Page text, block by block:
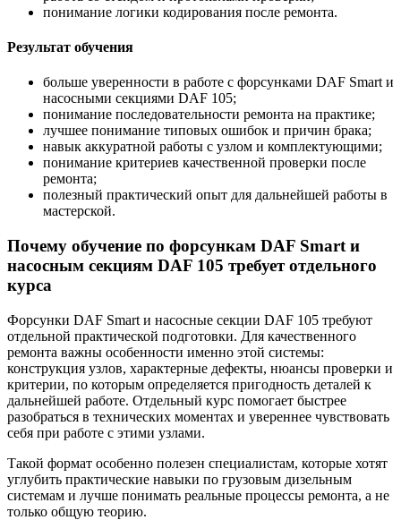
понимание логики кодирования после ремонта.
Результат обучения
больше уверенности в работе с форсунками DAF Smart и
насосными секциями DAF 105;
понимание последовательности ремонта на практике;
лучшее понимание типовых ошибок и причин брака;
навык аккуратной работы с узлом и комплектующими;
понимание критериев качественной проверки после
ремонта;
полезный практический опыт для дальнейшей работы в
мастерской.
Почему обучение по форсункам DAF Smart и
насосным секциям DAF 105 требует отдельного
курса
Форсунки DAF Smart и насосные секции DAF 105 требуют
отдельной практической подготовки. Для качественного
ремонта важны особенности именно этой системы:
конструкция узлов, характерные дефекты, нюансы проверки и
критерии, по которым определяется пригодность деталей к
дальнейшей работе. Отдельный курс помогает быстрее
разобраться в технических моментах и увереннее чувствовать
себя при работе с этими узлами.
Такой формат особенно полезен специалистам, которые хотят
углубить практические навыки по грузовым дизельным
системам и лучше понимать реальные процессы ремонта, а не
только общую теорию.